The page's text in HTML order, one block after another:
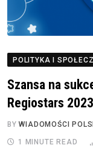
POLITYKA I
Szansa na
Regiostars
BYWIADOMOŚCI
1 MINUTE READ